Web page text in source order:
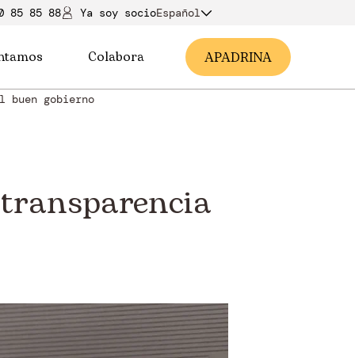
85 85 88 Ya soy socioEspañol
Colabora APADRINA
buen gobierno